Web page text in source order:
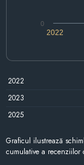
2022
0
2022
2023
2025
Graficul ilustrează
cumulative a